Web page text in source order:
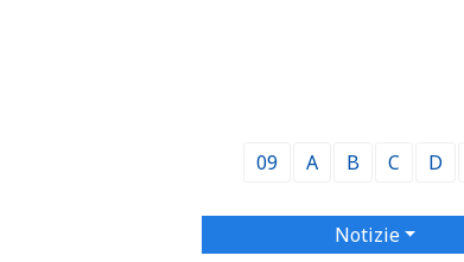
09 A B C D
Notizie